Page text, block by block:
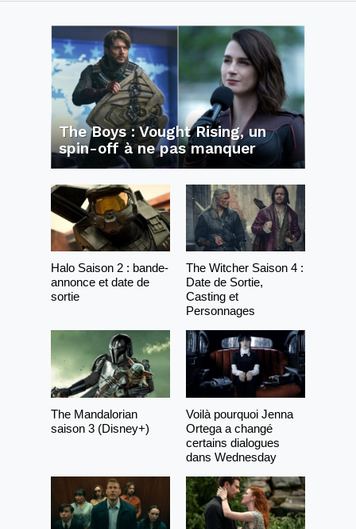
The Boys : Vought Rising, un
spin-off à ne pas manquer
Halo Saison 2 : bande-
annonce et date de
sortie
The Witcher Saison 4 :
Date de Sortie,
Casting et
Personnages
The Mandalorian
saison 3 (Disney+)
Voilà pourquoi Jenna
Ortega a changé
certains dialogues
dans Wednesday